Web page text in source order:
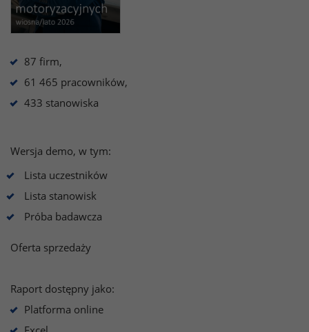
87 firm,
61 465 pracowników,
433 stanowiska
Wersja demo, w tym:
Lista uczestników
Lista stanowisk
Próba badawcza
Oferta sprzedaży
Raport dostępny jako:
Platforma online